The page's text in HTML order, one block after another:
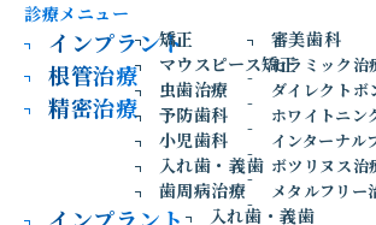
診療メニュー
インプラント
根管治療
精密治療
矯正
マウスピース矯正
虫歯治療
予防歯科
小児歯科
入れ歯・義歯
歯周病治療
審美歯科
セラミック治
ダイレクトボ
ホワイトニン
インターナル
ボツリヌス治
メタルフリー
入れ歯・義歯